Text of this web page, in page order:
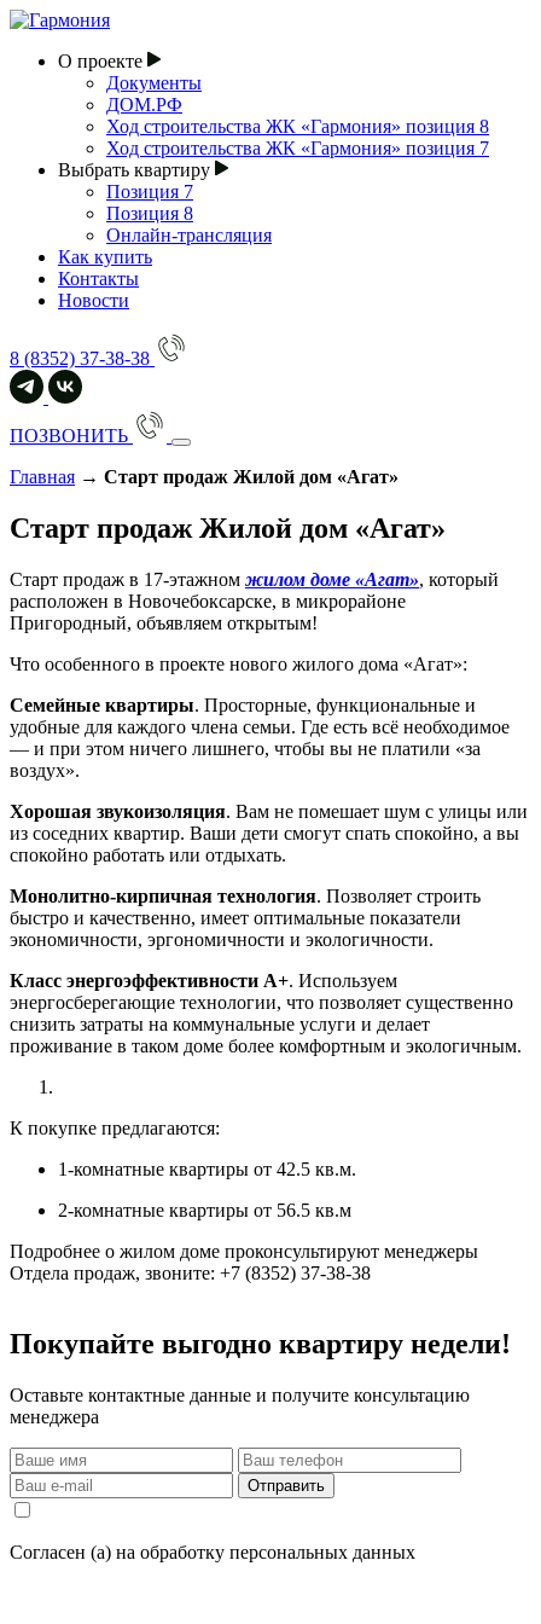
О проекте
Документы
ДОМ.РФ
Ход строительства ЖК «Гармония» позиция 8
Ход строительства ЖК «Гармония» позиция 7
Выбрать квартиру
Позиция 7
Позиция 8
Онлайн-трансляция
Как купить
Контакты
Новости
8 (8352) 37-38-38
ПОЗВОНИТЬ
Главная → Старт продаж Жилой дом «Агат»
Старт продаж Жилой дом «Агат»
Старт продаж в 17-этажном жилом доме «Агат», который
расположен в Новочебоксарске, в микрорайоне
Пригородный, объявляем открытым!
Что особенного в проекте нового жилого дома «Агат»:
Семейные квартиры. Просторные, функциональные и
удобные для каждого члена семьи. Где есть всё необходимое
— и при этом ничего лишнего, чтобы вы не платили «за
воздух».
Хорошая звукоизоляция. Вам не помешает шум с улицы или
из соседних квартир. Ваши дети смогут спать спокойно, а вы
спокойно работать или отдыхать.
Монолитно-кирпичная технология. Позволяет строить
быстро и качественно, имеет оптимальные показатели
экономичности, эргономичности и экологичности.
Класс энергоэффективности А+. Используем
энергосберегающие технологии, что позволяет существенно
снизить затраты на коммунальные услуги и делает
проживание в таком доме более комфортным и экологичным.
К покупке предлагаются:
1-комнатные квартиры от 42.5 кв.м.
2-комнатные квартиры от 56.5 кв.м
Подробнее о жилом доме проконсультируют менеджеры
Отдела продаж, звоните: +7 (8352) 37-38-38
Покупайте выгодно квартиру недели!
Оставьте контактные данные и получите консультацию
менеджера
Отправить
Согласен (а) на обработку персональных данных